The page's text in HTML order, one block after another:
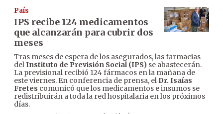
País
IPS recibe 124 medicamentos
que alcanzarán para cubrir dos
meses
Tras meses de espera de los asegurados, las farmacias
delInstituto de Previsión Social (IPS) se abastecerán.
La previsional recibió 124 fármacos en la mañana de
este viernes. En conferencia de prensa, el Dr. Isaías
Fretes comunicó que los medicamentos e insumos se
redistribuirán a toda la red hospitalaria en los próximos
días.